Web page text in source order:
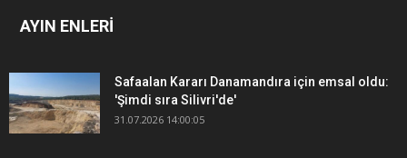
AYIN ENLERİ
Safaalan Kararı Danamandıra için emsal oldu:
'Şimdi sıra Silivri'de'
31.07.2026 14:00:05